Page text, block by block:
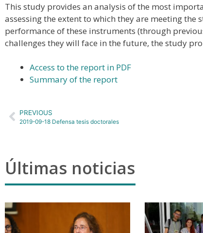
This study provides an analysis of the most
assessing the extent to which they are meeting
performance of these instruments (through
challenges they will face in the future, the study
Access to the report in PDF
Summary of the report
PREVIOUS
2019-09-18 Defensa tesis doctorales
Últimas noticias